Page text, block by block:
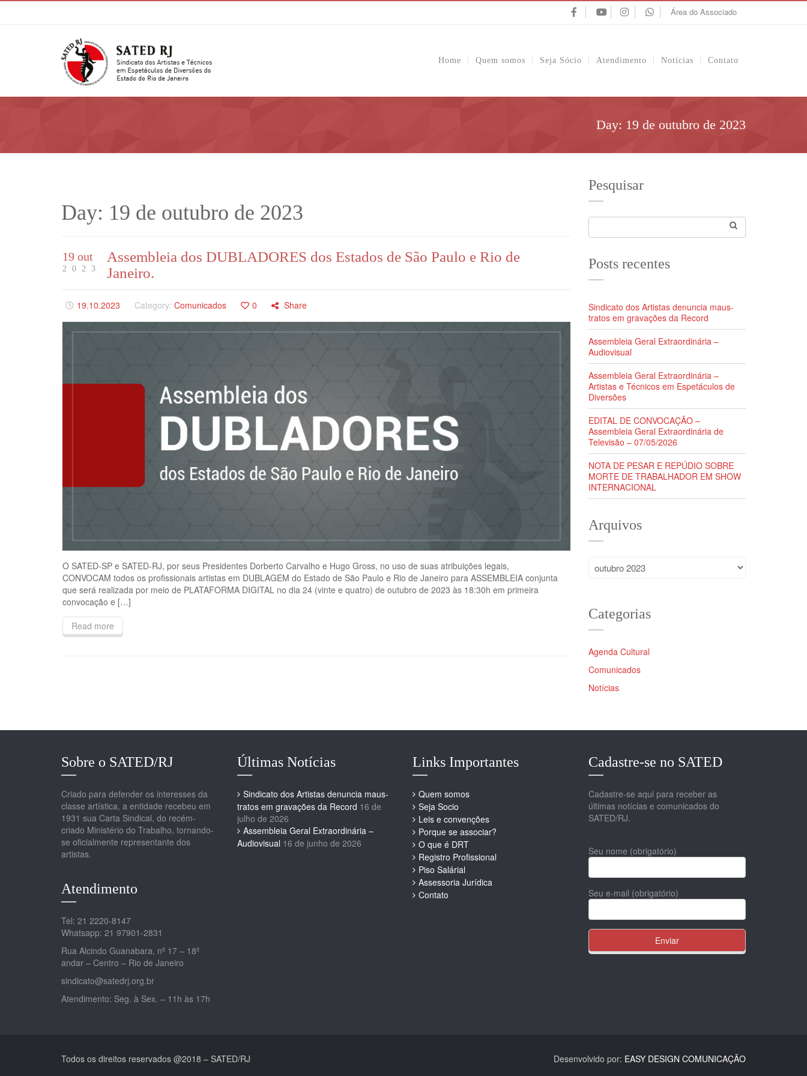
Área do Associado
Home Quem somos Seja Sócio Atendimento Notícias Contato
Day: 19 de outubro de 2023
Day: 19 de outubro de 2023
19 out
2023
Assembleia dos DUBLADORES dos Estados de São Paulo e Rio de
Janeiro.
19.10.2023 Category: Comunicados 0 Share
O SATED-SP e SATED-RJ, por seus Presidentes Dorberto Carvalho e Hugo Gross, no uso de suas atribuições legais,
CONVOCAM todos os profissionais artistas em DUBLAGEM do Estado de São Paulo e Rio de Janeiro para ASSEMBLEIA conjunta
que será realizada por meio de PLATAFORMA DIGITAL no dia 24 (vinte e quatro) de outubro de 2023 às 18:30h em primeira
convocação e […]
Read more
Pesquisar
Posts recentes
Sindicato dos Artistas denuncia maus-
tratos em gravações da Record
Assembleia Geral Extraordinária –
Audiovisual
Assembleia Geral Extraordinária –
Artistas e Técnicos em Espetáculos de
Diversões
EDITAL DE CONVOCAÇÃO –
Assembleia Geral Extraordinária de
Televisão – 07/05/2026
NOTA DE PESAR E REPÚDIO SOBRE
MORTE DE TRABALHADOR EM SHOW
INTERNACIONAL
Arquivos
Arquivos
Categorias
Agenda Cultural
Comunicados
Notícias
Sobre o SATED/RJ
Criado para defender os interesses da
classe artística, a entidade recebeu em
1931 sua Carta Sindical, do recém-
criado Ministério do Trabalho, tornando-
se oficialmente representante dos
artistas.
Atendimento
Tel: 21 2220-8147
Whatsapp: 21 97901-2831
Rua Alcindo Guanabara, nº 17 – 18º
andar – Centro – Rio de Janeiro
sindicato@satedrj.org.br
Atendimento: Seg. à Sex. – 11h às 17h
Últimas Notícias
Sindicato dos Artistas denuncia maus-
tratos em gravações da Record 16 de
julho de 2026
Assembleia Geral Extraordinária –
Audiovisual 16 de junho de 2026
Links Importantes
Quem somos
Seja Socio
Leis e convenções
Porque se associar?
O que é DRT
Registro Profissional
Piso Salárial
Assessoria Jurídica
Contato
Cadastre-se no SATED
Cadastre-se aqui para receber as
últimas notícias e comunicados do
SATED/RJ.
Seu nome (obrigatório)
Seu e-mail (obrigatório)
Todos os direitos reservados @2018 – SATED/RJ Desenvolvido por: EASY DESIGN COMUNICAÇÃO